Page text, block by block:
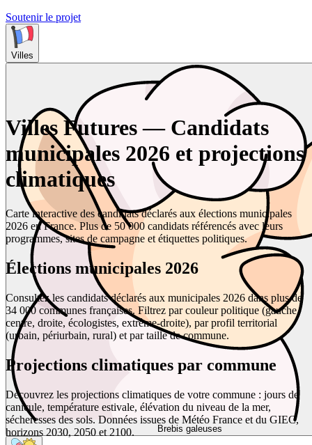
Soutenir le projet
Villes
Brebis galeuses
Villes Futures — Candidats
municipales 2026 et projections
climatiques
Carte interactive des candidats déclarés aux élections municipales
2026 en France. Plus de 50 000 candidats référencés avec leurs
programmes, sites de campagne et étiquettes politiques.
Élections municipales 2026
Consultez les candidats déclarés aux municipales 2026 dans plus de
34 000 communes françaises. Filtrez par couleur politique (gauche,
centre, droite, écologistes, extrême-droite), par profil territorial
(urbain, périurbain, rural) et par taille de commune.
Projections climatiques par commune
Découvrez les projections climatiques de votre commune : jours de
canicule, température estivale, élévation du niveau de la mer,
sécheresses des sols. Données issues de Météo France et du GIEC,
horizons 2030, 2050 et 2100.